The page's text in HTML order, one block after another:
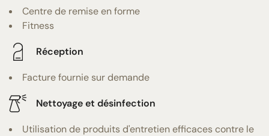
Centre de remise en forme
Fitness
Réception
Facture fournie sur demande
Nettoyage et désinfection
Utilisation de produits d'entretien efficaces contre le